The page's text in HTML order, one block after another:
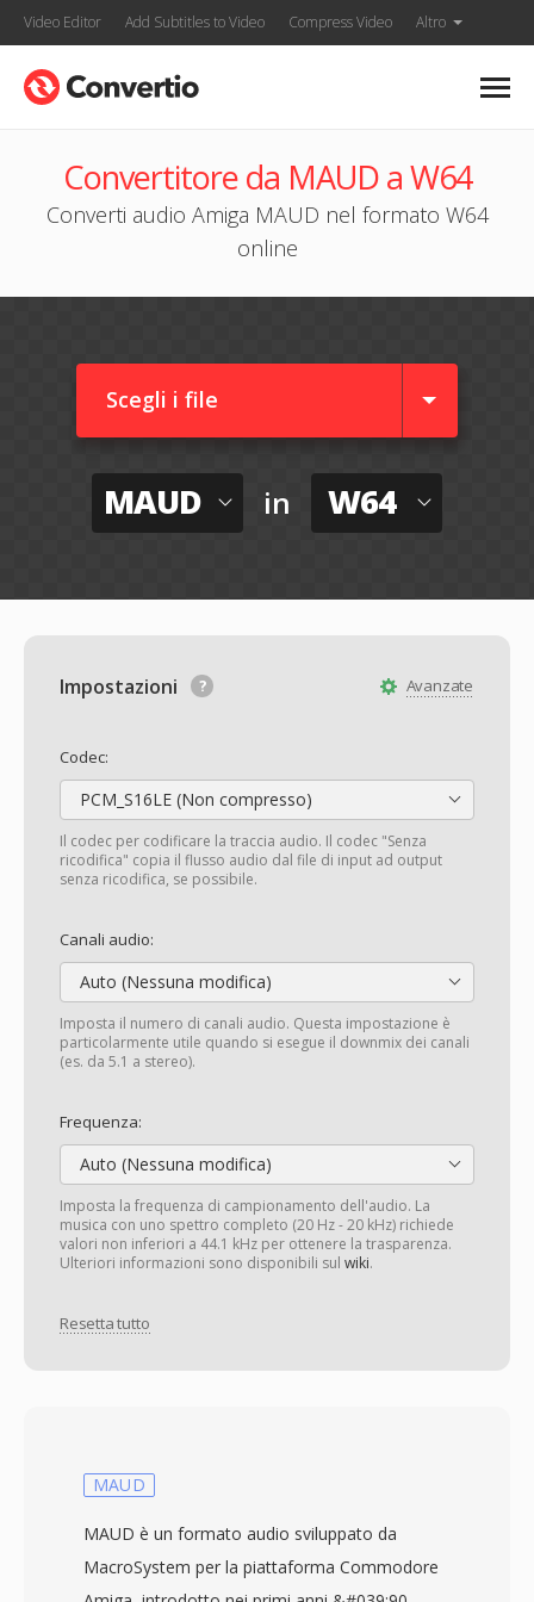
Video Editor Add Subtitles to Video Compress Video Altro
Convertitore da MAUD a W64
Converti audio Amiga MAUD nel formato W64
online
Scegli i file
MAUD in W64
Avanzate
Impostazioni
Codec:
PCM_S16LE (Non compresso)
Il codec per codificare la traccia audio. Il codec "Senza
ricodifica" copia il flusso audio dal file di input ad output
senza ricodifica, se possibile.
Canali audio:
Auto (Nessuna modifica)
Imposta il numero di canali audio. Questa impostazione è
particolarmente utile quando si esegue il downmix dei canali
(es. da 5.1 a stereo).
Frequenza:
Auto (Nessuna modifica)
Imposta la frequenza di campionamento dell'audio. La
musica con uno spettro completo (20 Hz - 20 kHz) richiede
valori non inferiori a 44.1 kHz per ottenere la trasparenza.
Ulteriori informazioni sono disponibili sul wiki.
Resetta tutto
MAUD
MAUD è un formato audio sviluppato da
MacroSystem per la piattaforma Commodore